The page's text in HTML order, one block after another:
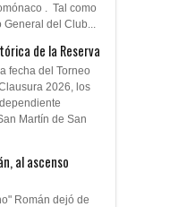
. Tal como
General del Club...
de la Reserva
fecha del Torneo
2026, los
Martín de San
al ascenso
Román dejó de